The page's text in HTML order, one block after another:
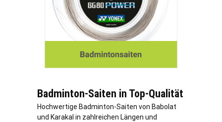
Badminton-Saiten in Top-Qualität
Hochwertige Badminton-Saiten von Babolat
und Karakal in zahlreichen Längen und